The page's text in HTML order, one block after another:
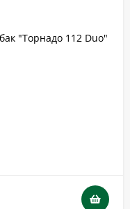
"Торнадо 112 Duo"